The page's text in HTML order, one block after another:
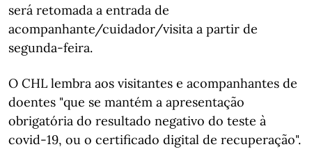
será retomada a entrada de
acompanhante/cuidador/visita a partir de
segunda-feira.
O CHL lembra aos visitantes e acompanhantes de
doentes "que se mantém a apresentação
obrigatória do resultado negativo do teste à
covid-19, ou o certificado digital de recuperação".